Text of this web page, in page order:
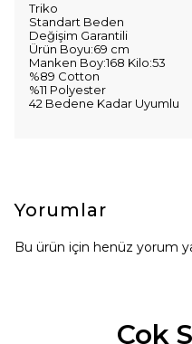
Triko
Standart Beden
Değişim Garantili
Ürün Boyu:69 cm
Manken Boy:168 Kilo:53
%89 Cotton
%11 Polyester
42 Bedene Kadar Uyumlu
Yorumlar
Bu ürün için henüz yorum
Çok